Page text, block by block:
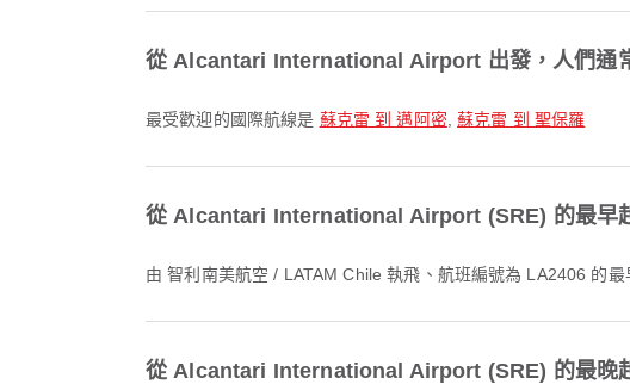
從 Alcantari International Airport 出發，人們通
最受歡迎的國際航線是 蘇克雷 到 邁阿密,蘇克雷 到 聖保羅
從 Alcantari International Airport (SRE) 的最早
由 智利南美航空 / LATAM Chile 執飛、航班編號為 LA2406
從 Alcantari International Airport (SRE) 的最晚